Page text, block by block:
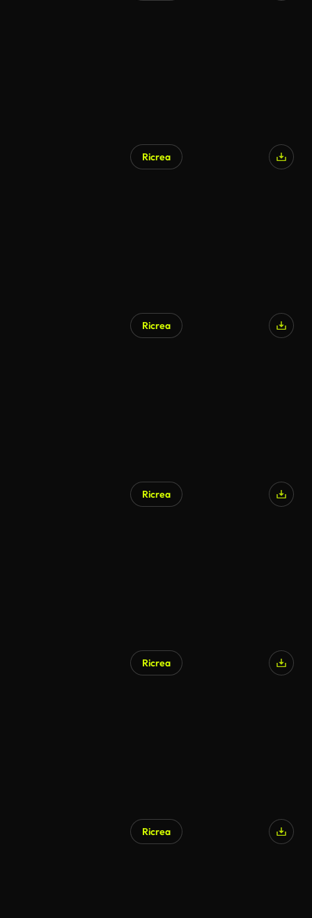
Ricrea
Ricrea
Ricrea
Ricrea
Ricrea